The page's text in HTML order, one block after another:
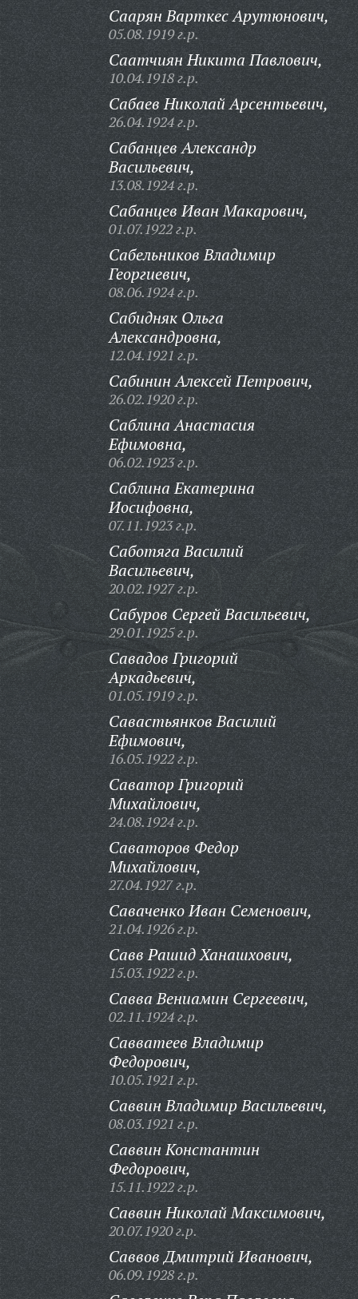
Саарян Варткес Арутюнович,
05.08.1919 г.р.
Саатчиян Никита Павлович,
10.04.1918 г.р.
Сабаев Николай Арсентьевич,
26.04.1924 г.р.
Сабанцев Александр
Васильевич,
13.08.1924 г.р.
Сабанцев Иван Макарович,
01.07.1922 г.р.
Сабельников Владимир
Георгиевич,
08.06.1924 г.р.
Сабидняк Ольга
Александровна,
12.04.1921 г.р.
Сабинин Алексей Петрович,
26.02.1920 г.р.
Саблина Анастасия
Ефимовна,
06.02.1923 г.р.
Саблина Екатерина
Иосифовна,
07.11.1923 г.р.
Саботяга Василий
Васильевич,
20.02.1927 г.р.
Сабуров Сергей Васильевич,
29.01.1925 г.р.
Савадов Григорий
Аркадьевич,
01.05.1919 г.р.
Савастьянков Василий
Ефимович,
16.05.1922 г.р.
Саватор Григорий
Михайлович,
24.08.1924 г.р.
Саваторов Федор
Михайлович,
27.04.1927 г.р.
Саваченко Иван Семенович,
21.04.1926 г.р.
Савв Рашид Ханашхович,
15.03.1922 г.р.
Савва Вениамин Сергеевич,
02.11.1924 г.р.
Савватеев Владимир
Федорович,
10.05.1921 г.р.
Саввин Владимир Васильевич,
08.03.1921 г.р.
Саввин Константин
Федорович,
15.11.1922 г.р.
Саввин Николай Максимович,
20.07.1920 г.р.
Саввов Дмитрий Иванович,
06.09.1928 г.р.